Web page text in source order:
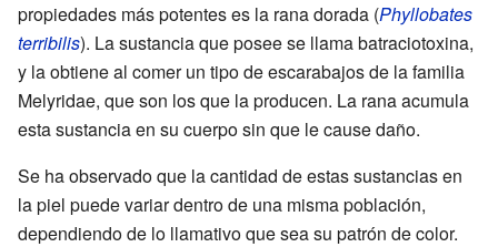
propiedades más potentes es la rana dorada (Phyllobates
terribilis). La sustancia que posee se llama batraciotoxina,
y la obtiene al comer un tipo de escarabajos de la familia
Melyridae, que son los que la producen. La rana acumula
esta sustancia en su cuerpo sin que le cause daño.
Se ha observado que la cantidad de estas sustancias en
la piel puede variar dentro de una misma población,
dependiendo de lo llamativo que sea su patrón de color.